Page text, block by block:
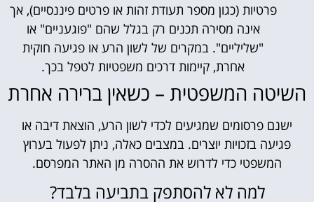
פרטיות (כגון מספר תעודת זהות או פרטים פיננסיים), אך
אינה מסירה תכנים רק בגלל שהם "פוגעניים" או
"שליליים". במקרים של לשון הרע או פגיעה חוקית
אחרת, קיימות דרכים משפטיות לטפל בכך.
השיטה המשפטית – כשאין ברירה אחרת
ישנם פרסומים שמגיעים לכדי לשון הרע, הוצאת דיבה או
פגיעה בזכויות יוצרים. במצבים כאלה, ניתן לפעול בערוץ
המשפטי כדי לדרוש את ההסרה מן האתר המפרסם.
למה לא להסתפק בתביעה בלבד?